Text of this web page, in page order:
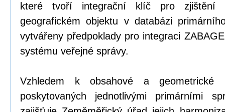
které tvoří integrační klíč pro zjištění
geografickém objektu v databázi
vytvářeny předpoklady pro integraci
systému veřejné správy.
Vzhledem k obsahové a geometrické
poskytovaných jednotlivými primárními